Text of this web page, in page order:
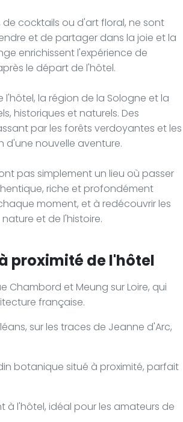
de cocktails ou d'art floral, ne sont
et de partager dans la joie et la
enrichissent l'expérience de
le départ de l'hôtel.
la région de la Sologne et la
historiques et naturels. Des
par les forêts verdoyantes et les
d'une nouvelle aventure.
pas simplement un lieu où passer
riche et profondément
moment, et à redécouvrir les
et de l'histoire.
proximité de l'hôtel
Chambord et Meung sur Loire, qui
française.
sur les traces de Jeanne d'Arc,
botanique situé à proximité, parfait
à l'hôtel, idéal pour les amateurs de